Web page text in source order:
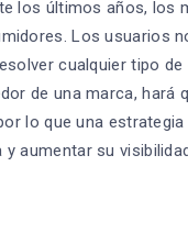
los últimos años, los
Los usuarios
cualquier tipo
de una marca,
lo que una
y aumentar su